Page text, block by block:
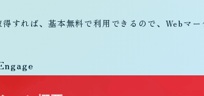
得すれば、基本無料で利用できるので、Web